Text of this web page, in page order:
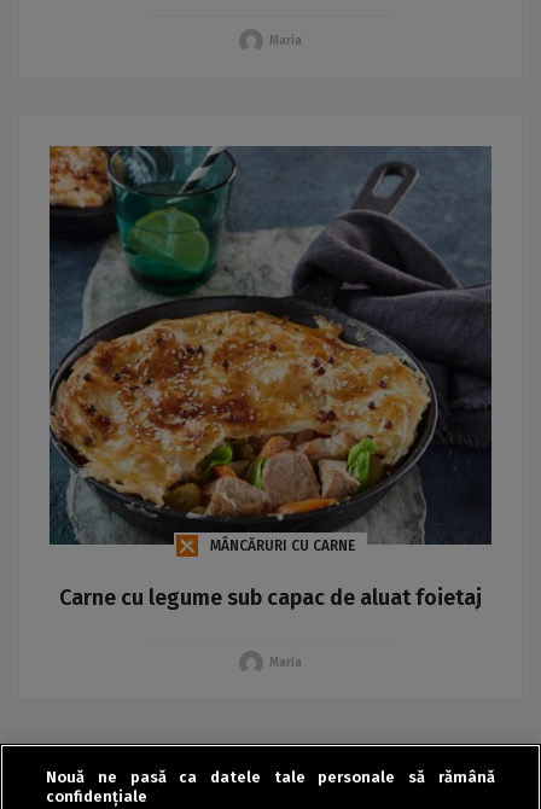
Maria
MÂNCĂRURI CU CARNE
Carne cu legume sub capac de aluat foietaj
Maria
« ‹ › »
Nouă ne pasă ca datele tale personale să rămână
confidențiale